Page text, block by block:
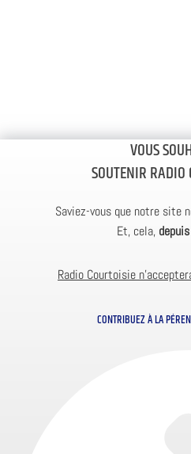
VOUS
SOUTENIR RADIO
Saviez-vous que notre site
Et, cela,
Radio Courtoisie
CONTRIBUEZ À LA